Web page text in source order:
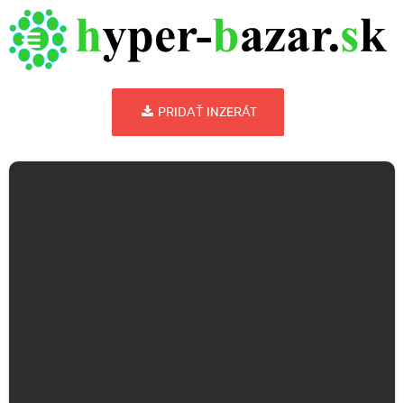
PRIDAŤ INZERÁT